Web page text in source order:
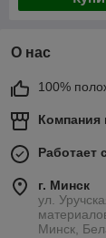
О нас
100%
Компания
Работает
г. Минск
ул.
Минск,